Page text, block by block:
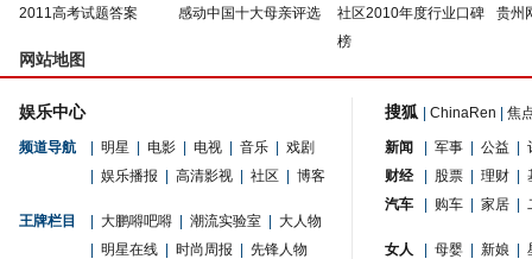
2011高考试题答案
感动中国十大母亲评选
社区2010年度行业口碑
榜
贵州
网站地图
娱乐中心
频道导航 明星 电影 电视 音乐
戏剧
娱乐播报 高清影视 社区 博客
王牌栏目 大鹏嘚吧嘚 潮流实验室
大人物
明星在线 时尚周报
先锋人物
搜狐 ChinaRen 焦
新闻 军事 公益
财经
股票 理财
汽车
购车 家居
女人 母婴 新娘